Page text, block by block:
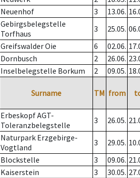
Neuenhof 3 13.06.
Gebirgsbelegstelle
Torfhaus
3 25.05.
Greifswalder Oie 6 02.06.
Dornbusch 2 26.06.
Inselbelegstelle Borkum 2 09.05.
Surname TM from
Erbeskopf AGT-
Toleranzbelegstelle
3 26.05.
Naturpark Erzgebirge-
Vogtland
3 29.05.
Blockstelle 3 09.06.
Kaiserstein 3 30.05.